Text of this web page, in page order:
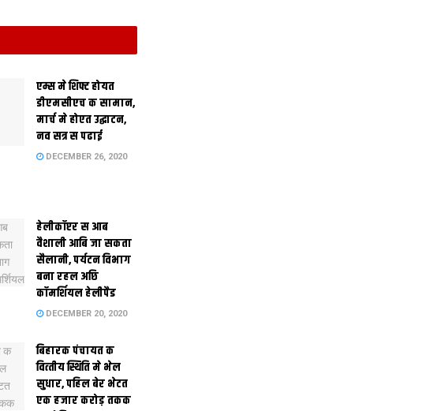
एम्स मे शिफ्ट होयत
डीएमसीएच क सामान,
मार्च मे होएत उद्घाटन,
नव सत्र स पढाई
DECEMBER 26, 2020
हेलीकॉप्टर स आब
वैशाली आबि जा सकता
सैलानी, पर्यटन विभाग
बना रहल अछि
कॉमर्शियल हेलीपैड
DECEMBER 20, 2020
बिहारक पंचायत क
वित्‍तीय स्थिति मे भेल
सुधार, पहिल बेर भेटत
एक हजार करोड़ तकक